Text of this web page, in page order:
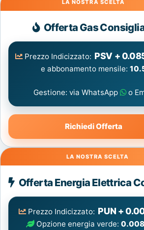
Gas
Offerta Gas
Prezzo Indicizzato: PSV +
e abbonamento mensile:
Gestione: via WhatsApp o
Richiedi Offerta
Energia
Elettrica
consigliata
Offerta Energia Elettrica
Prezzo Indicizzato: PUN +
Opzione energia verde:0.008